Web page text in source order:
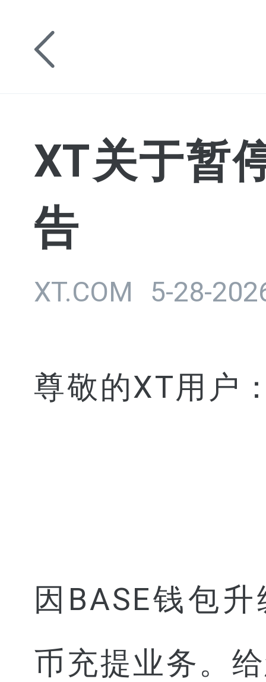
XT关于暂
告
XT.COM 5-28-
尊敬的XT用户
因BASE钱包
币充提业务。